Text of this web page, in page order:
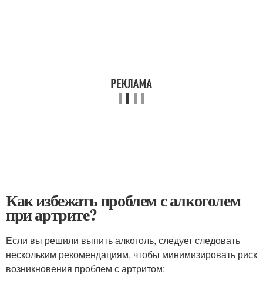
Как избежать проблем с алкоголем
при артрите?
Если вы решили выпить алкоголь, следует следовать
нескольким рекомендациям, чтобы минимизировать риск
возникновения проблем с артритом: